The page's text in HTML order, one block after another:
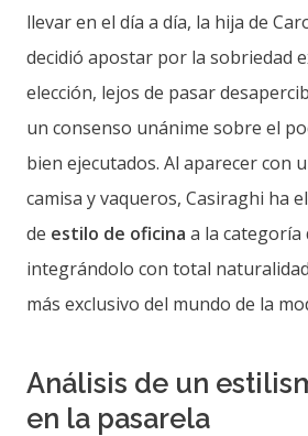
llevar en el día a día, la hija de
decidió apostar por la sobriedad
elección, lejos de pasar
un consenso unánime sobre el
bien ejecutados. Al aparecer con
camisa y vaqueros, Casiraghi ha
de estilo de oficina a la categoría
integrándolo con total
más exclusivo del mundo de la
Análisis de un
en la pasarela